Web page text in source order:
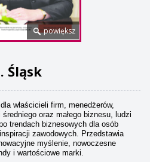
powiększ
Śląsk
właścicieli firm, menedżerów,
oraz małego biznesu, ludzi
trendach biznesowych dla osób
zawodowych. Przedstawia
myślenie, nowoczesne
i wartościowe marki.